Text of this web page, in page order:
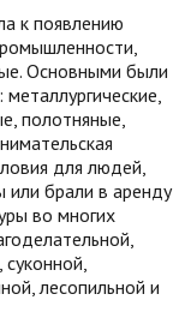
к появлению
Основными были
полотня­ные,
для людей,
или брали в аренду
во многих
лесопильной и